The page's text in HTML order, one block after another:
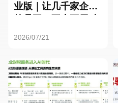
业版｜让几千家企业
2026/07/21